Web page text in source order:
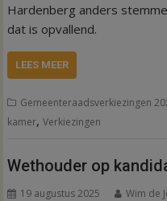
Hardenberg anders
dat is opvallend.
LEES MEER
Gemeenteraadsverkiezingen
kamer,Verkiezingen
Wethouder op
19 augustus 2025 Wim de